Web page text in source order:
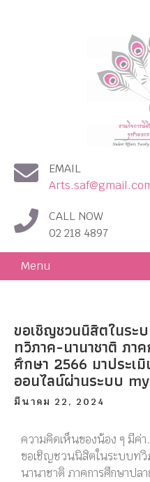
งานกิจการ
ศาสตร์
มหาวิ
EMAIL
CALL NOW
02 218 4897
Menu
ขอเชิญชวนนิสิตในระ
ทวิภาค-นานาชาติ ภา
ศึกษา 2566 มาประเ
ออนไลน์ผ่านระบบ
มีนาคม 22, 2024
ความคิดเห็นของน้อง ๆ มีค่
ขอเชิญชวนนิสิตในระบบท
นานาชาติ ภาคการศึกษาปล